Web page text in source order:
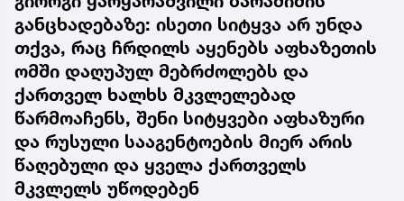
განცხადებაზე: ისეთი სიტყვა არ უნდა
თქვა, რაც ჩრდილს აყენებს აფხაზეთის
ომში დაღუპულ მებრძოლებს და
ქართველ ხალხს მკვლელებად
წარმოაჩენს, შენი სიტყვები აფხაზური
და რუსული სააგენტოების მიერ არის
წაღებული და ყველა ქართველს
მკვლელს უწოდებენ